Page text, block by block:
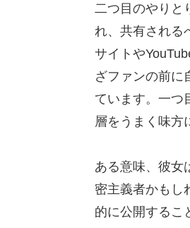
二つ目のやりと
れ、共有される
サイトや
ざファンの前に
ています。一つ
層をうまく味方
ある意味、彼女
密主義者かもし
的に公開するこ